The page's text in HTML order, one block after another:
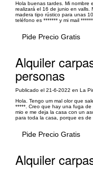
Hola buenas tardes. Mi nombre
realizará el 16 de junio en valls.
madera tipo rústico para unas
teléfono es ******* y mi mail
Pide Precio Gratis
Alquiler
personas
Publicado el 21-6-2022 en La
Hola. Tengo um mal olor que
*****. Creo que hay una fuga
mio e me deja la casa con un
para toda la casa, porque es de
Pide Precio Gratis
Alquiler